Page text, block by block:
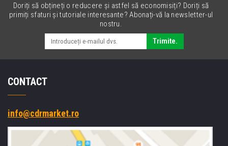
Doriți să obțineți o reducere și astfel să economisiți? Doriți să
primiți sfaturi și tutoriale interesante? Abonați-vă la newsletter-ul
nostru.
Trimite.
CONTACT
info@cdrmarket.ro